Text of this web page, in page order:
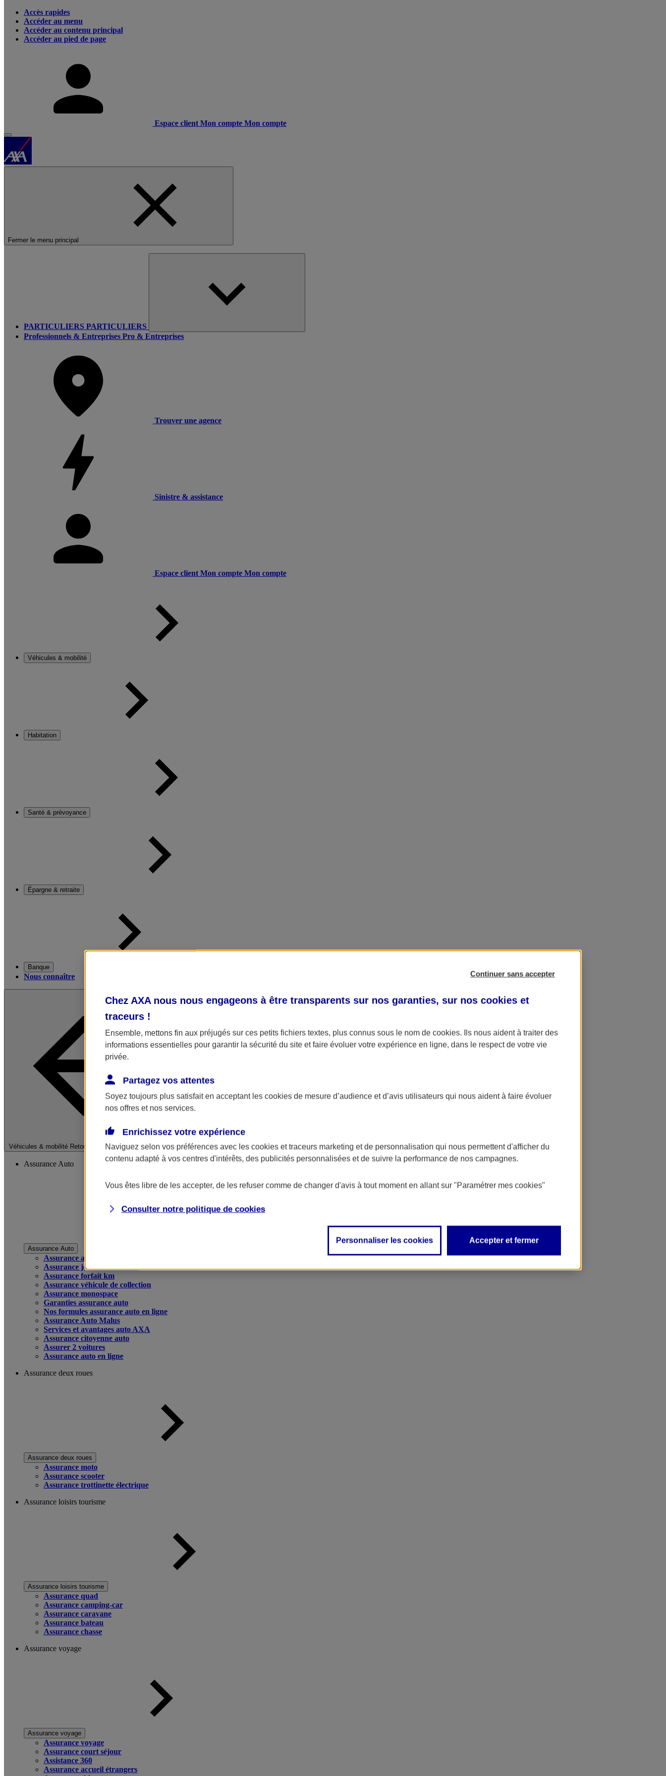
Accès rapides
Accéder au menu
Accéder au contenu principal
Accéder au pied de page
Espace client Mon compte Mon compte
Fermer le menu principal
PARTICULIERS PARTICULIERS
Professionnels & Entreprises Pro & Entreprises
Trouver une agence
Sinistre & assistance
Espace client Mon compte Mon compte
Véhicules & mobilité
Habitation
Santé & prévoyance
Épargne & retraite
Banque
Nous connaître
Véhicules & mobilité Retour à la section précédente
Fermer le menu principal
Assurance Auto
Assurance Auto
Assurance auto
Assurance jeune conducteur
Assurance forfait km
Assurance véhicule de collection
Assurance monospace
Garanties assurance auto
Nos formules assurance auto en ligne
Assurance Auto Malus
Services et avantages auto AXA
Assurance citoyenne auto
Assurer 2 voitures
Assurance auto en ligne
Assurance deux roues
Assurance deux roues
Assurance moto
Assurance scooter
Assurance trottinette électrique
Assurance loisirs tourisme
Assurance loisirs tourisme
Assurance quad
Assurance camping-car
Assurance caravane
Assurance bateau
Assurance chasse
Assurance voyage
Assurance voyage
Assurance voyage
Assurance court séjour
Assistance 360
Assurance accueil étrangers
Continuer sans accepter
Chez AXA nous nous engageons à être transparents sur nos garanties, sur nos cookies et
traceurs !
Ensemble, mettons fin aux préjugés sur ces petits fichiers textes, plus connus sous le nom de cookies. Ils nous aident à traiter des
informations essentielles pour garantir la sécurité du site et faire évoluer votre expérience en ligne, dans le respect de votre vie
privée.
Partagez vos attentes
Soyez toujours plus satisfait en acceptant les cookies de mesure d’audience et d’avis utilisateurs qui nous aident à faire évoluer
nos offres et nos services.
Enrichissez votre expérience
Naviguez selon vos préférences avec les cookies et traceurs marketing et de personnalisation qui nous permettent d'afficher du
contenu adapté à vos centres d'intérêts, des publicités personnalisées et de suivre la performance de nos campagnes.
Vous êtes libre de les accepter, de les refuser comme de changer d'avis à tout moment en allant sur "Paramétrer mes cookies"
Consulter notre politique de cookies
Personnaliser les cookies Accepter et fermer